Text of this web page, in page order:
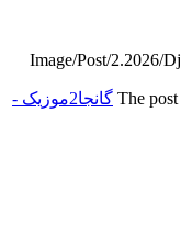
The post
گانجا2موزیک -